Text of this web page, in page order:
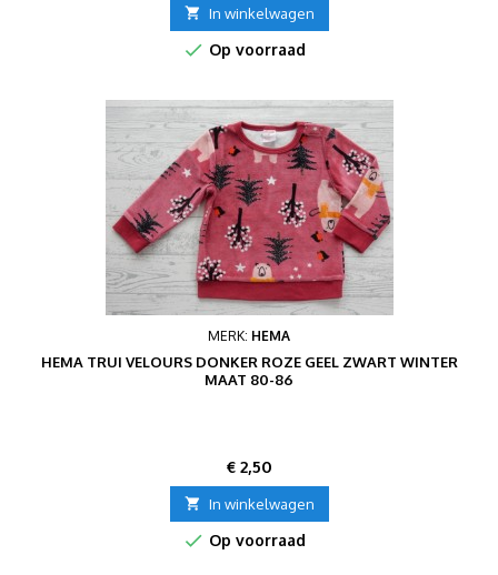
 In winkelwagen
 Op voorraad
MERK: HEMA
HEMA TRUI VELOURS DONKER ROZE GEEL ZWART WINTER
MAAT 80-86
Prijs
€ 2,50
 In winkelwagen
 Op voorraad